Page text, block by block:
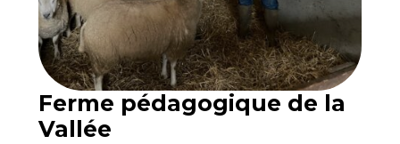
Ferme pédagogique de la
Vallée